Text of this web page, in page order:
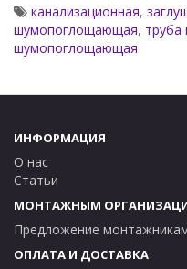
канализационная,
шумопоглощающая, труба
шумопоглощающая
ИНФОРМАЦИЯ
О нас
Статьи
МОНТАЖНЫМ
Предложение
ОПЛАТА И ДОСТАВКА